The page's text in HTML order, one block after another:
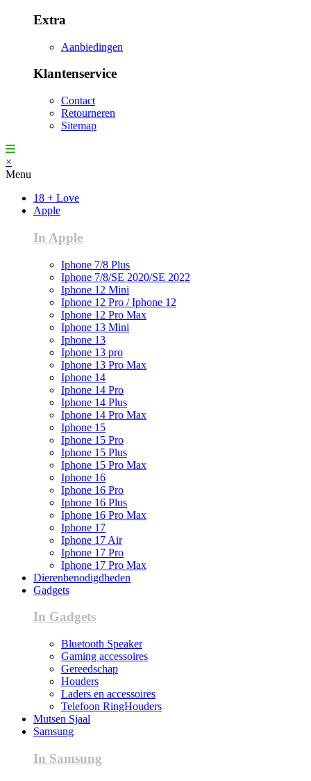
Extra
Aanbiedingen
Klantenservice
Contact
Retourneren
Sitemap
×
Menu
18 + Love
Apple
In Apple
Iphone 7/8 Plus
Iphone 7/8/SE 2020/SE 2022
Iphone 12 Mini
Iphone 12 Pro / Iphone 12
Iphone 12 Pro Max
Iphone 13 Mini
Iphone 13
Iphone 13 pro
Iphone 13 Pro Max
Iphone 14
Iphone 14 Pro
Iphone 14 Plus
Iphone 14 Pro Max
Iphone 15
Iphone 15 Pro
Iphone 15 Plus
Iphone 15 Pro Max
Iphone 16
Iphone 16 Pro
Iphone 16 Plus
Iphone 16 Pro Max
Iphone 17
Iphone 17 Air
Iphone 17 Pro
Iphone 17 Pro Max
Dierenbenodigdheden
Gadgets
In Gadgets
Bluetooth Speaker
Gaming accessoires
Gereedschap
Houders
Laders en accessoires
Telefoon RingHouders
Mutsen Sjaal
Samsung
In Samsung